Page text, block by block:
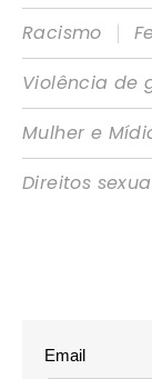
Racismo
|
Violência de
Mulher e
Direitos